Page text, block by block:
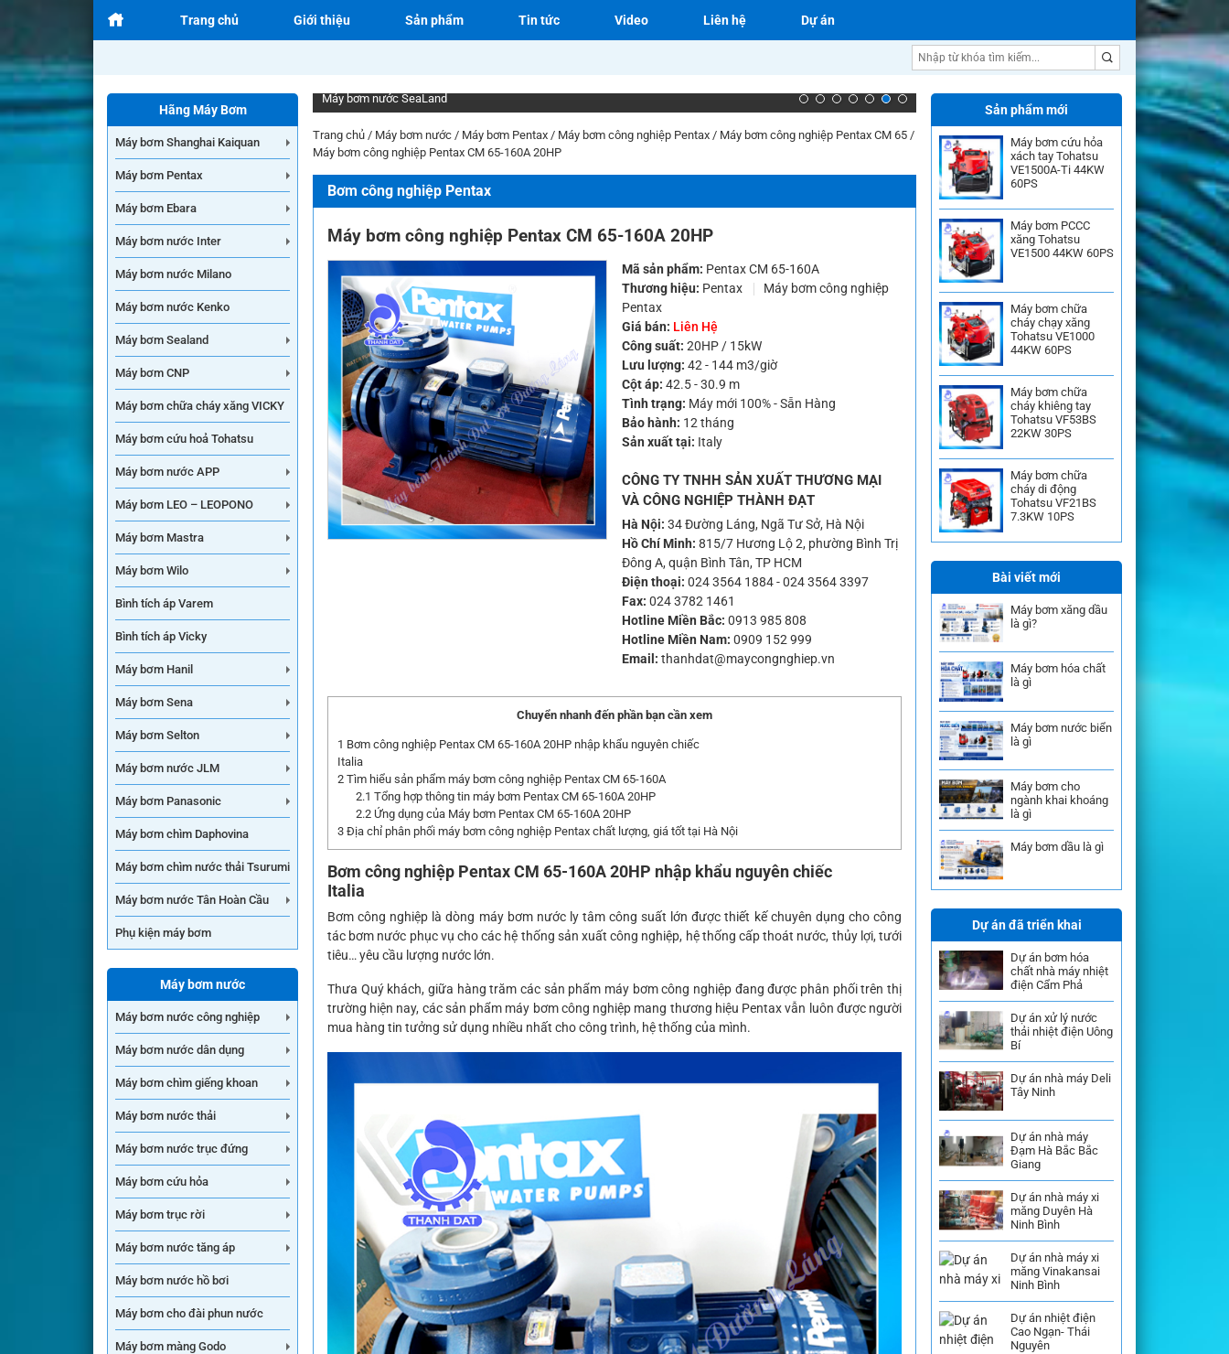
Trang chủ Giới thiệu Sản phẩm Tin tức Video Liên hệ Dự án
Hãng Máy Bơm
Máy bơm Shanghai Kaiquan
Máy bơm Pentax
Máy bơm Ebara
Máy bơm nước Inter
Máy bơm nước Milano
Máy bơm nước Kenko
Máy bơm Sealand
Máy bơm CNP
Máy bơm chữa cháy xăng VICKY
Máy bơm cứu hoả Tohatsu
Máy bơm nước APP
Máy bơm LEO – LEOPONO
Máy bơm Mastra
Máy bơm Wilo
Bình tích áp Varem
Bình tích áp Vicky
Máy bơm Hanil
Máy bơm Sena
Máy bơm Selton
Máy bơm nước JLM
Máy bơm Panasonic
Máy bơm chìm Daphovina
Máy bơm chìm nước thải Tsurumi
Máy bơm nước Tân Hoàn Cầu
Phụ kiện máy bơm
Máy bơm nước
Máy bơm nước công nghiệp
Máy bơm nước dân dụng
Máy bơm chìm giếng khoan
Máy bơm nước thải
Máy bơm nước trục đứng
Máy bơm cứu hỏa
Máy bơm trục rời
Máy bơm nước tăng áp
Máy bơm nước hồ bơi
Máy bơm cho đài phun nước
Máy bơm màng Godo
Máy bơm nước SeaLand Máy bơm nước Inter
Trang chủ / Máy bơm nước / Máy bơm Pentax / Máy bơm công nghiệp Pentax / Máy bơm công nghiệp Pentax CM 65 /
Máy bơm công nghiệp Pentax CM 65-160A 20HP
Bơm công nghiệp Pentax
Máy bơm công nghiệp Pentax CM 65-160A 20HP
Mã sản phẩm: Pentax CM 65-160A
Thương hiệu: Pentax
Máy bơm công nghiệp
Pentax
Giá bán: Liên Hệ
Công suất: 20HP / 15kW
Lưu lượng: 42 - 144 m3/giờ
Cột áp: 42.5 - 30.9 m
Tình trạng: Máy mới 100% - Sẵn Hàng
Bảo hành: 12 tháng
Sản xuất tại: Italy
CÔNG TY TNHH SẢN XUẤT THƯƠNG MẠI
VÀ CÔNG NGHIỆP THÀNH ĐẠT
Hà Nội: 34 Đường Láng, Ngã Tư Sở, Hà Nội
Hồ Chí Minh: 815/7 Hương Lộ 2, phường Bình Trị
Đông A, quận Bình Tân, TP HCM
Điện thoại: 024 3564 1884-024 3564 3397
Fax: 024 3782 1461
Hotline Miền Bắc: 0913 985 808
Hotline Miền Nam: 0909 152 999
Email: thanhdat@maycongnghiep.vn
Chuyển nhanh đến phần bạn cần xem
1 Bơm công nghiệp Pentax CM 65-160A 20HP nhập khẩu nguyên chiếc
Italia
2 Tìm hiểu sản phẩm máy bơm công nghiệp Pentax CM 65-160A
2.1 Tổng hợp thông tin máy bơm Pentax CM 65-160A 20HP
2.2Ứng dụng của Máy bơm Pentax CM 65-160A 20HP
3 Địa chỉ phân phối máy bơm công nghiệp Pentax chất lượng, giá tốt tại Hà Nội
Bơm công nghiệp Pentax CM 65-160A 20HP nhập khẩu nguyên chiếc
Italia
Bơm công nghiệp là dòng máy bơm nước ly tâm công suất lớn được thiết kế chuyên dụng cho công
tác bơm nước phục vụ cho các hệ thống sản xuất công nghiệp, hệ thống cấp thoát nước, thủy lợi, tưới
tiêu… yêu cầu lượng nước lớn.
Thưa Quý khách, giữa hàng trăm các sản phẩm máy bơm công nghiệp đang được phân phối trên thị
trường hiện nay, các sản phẩm máy bơm công nghiệp mang thương hiệu Pentax vẫn luôn được người
mua hàng tin tưởng sử dụng nhiều nhất cho công trình, hệ thống của mình.
Sản phẩm mới
Máy bơm cứu hỏa
xách tay Tohatsu
VE1500A-Ti 44KW
60PS
Máy bơm PCCC
xăng Tohatsu
VE1500 44KW 60PS
Máy bơm chữa
cháy chạy xăng
Tohatsu VE1000
44KW 60PS
Máy bơm chữa
cháy khiêng tay
Tohatsu VF53BS
22KW 30PS
Máy bơm chữa
cháy di động
Tohatsu VF21BS
7.3KW 10PS
Bài viết mới
Máy bơm xăng dầu
là gì?
Máy bơm hóa chất
là gì
Máy bơm nước biển
là gì
Máy bơm cho
ngành khai khoáng
là gì
Máy bơm dầu là gì
Dự án đã triển khai
Dự án bơm hóa
chất nhà máy nhiệt
điện Cẩm Phả
Dự án xử lý nước
thải nhiệt điện Uông
Bí
Dự án nhà máy Deli
Tây Ninh
Dự án nhà máy
Đạm Hà Bắc Bắc
Giang
Dự án nhà máy xi
măng Duyên Hà
Ninh Bình
Dự án nhà máy xi
măng Vinakansai
Ninh Bình
Dự án nhiệt điện
Cao Ngạn- Thái
Nguyên